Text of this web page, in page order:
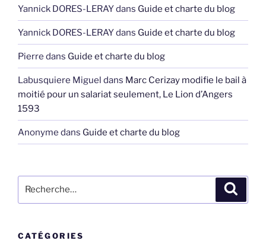
Yannick DORES-LERAYdans Guide et charte du blog
Yannick DORES-LERAYdans Guide et charte du blog
Pierre dans Guide et charte du blog
Labusquiere Miguel dans Marc Cerizay modifie le bail à
moitié pour un salariat seulement, Le Lion d’Angers
1593
Anonyme dans Guide et charte du blog
pour
CATÉGORIES